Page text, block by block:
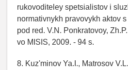
rukovoditeley spetsialistov i
normativnykh pravovykh aktov
pod red. V.N. Ponkratovoy,
vo MISIS, 2009. - 94 s.
8. Kuz'minov Ya.I., Matrosov